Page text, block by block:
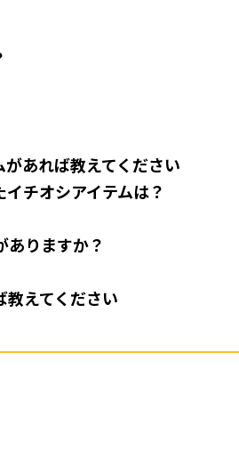
あれば教えてください
チオシアイテムは？
ありますか？
えてください